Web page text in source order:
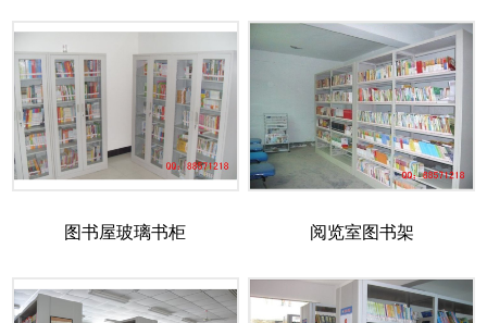
图书屋玻璃书柜 阅览室图书架